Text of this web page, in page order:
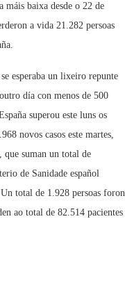
máis baixa desde o 22 de
a vida 21.282 persoas
esperaba un lixeiro repunte
día con menos de 500
superou este luns os
novos casos este martes,
que suman un total de
de Sanidade español
total de 1.928 persoas foron
ao total de 82.514 pacientes